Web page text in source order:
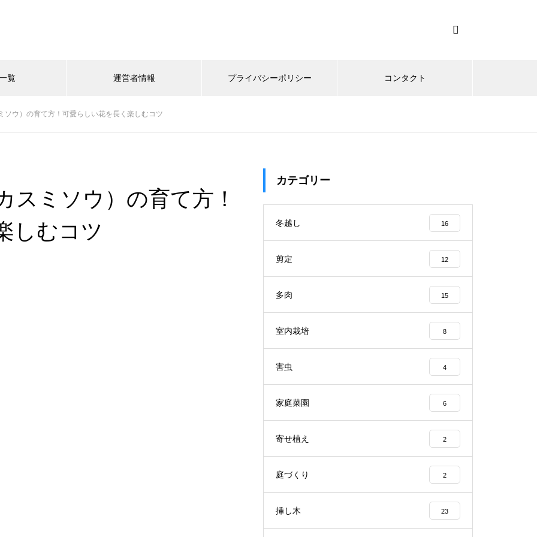
覧 運営者情報 プライバシーポリシー コンタクト
ソウ）の育て方！可愛らしい花を長く楽しむコツ
スミソウ）の育て方！
しむコツ
カテゴリー
冬越し 16
剪定 12
多肉 15
室内栽培 8
害虫 4
家庭菜園 6
寄せ植え 2
庭づくり 2
挿し木 23